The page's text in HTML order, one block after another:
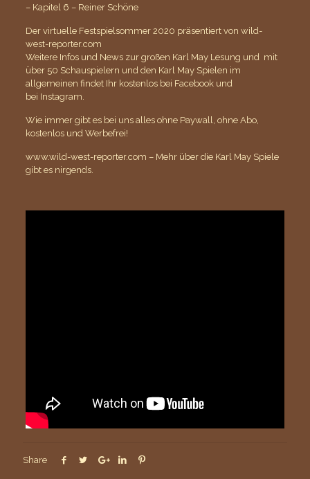
– Kapitel 6 – Reiner Schöne
Der virtuelle Festspielsommer 2020 präsentiert von wild-
west-reporter.com
Weitere Infos und News zur großen Karl May Lesung und mit
über 50 Schauspielern und den Karl May Spielen im
allgemeinen findet Ihr kostenlos bei Facebookund
bei Instagram
Wie immer gibt es bei uns alles ohne Paywall, ohne Abo,
kostenlos und Werbefrei!
www.wild-west-reporter.com – Mehr über die Karl May Spiele
gibt es nirgends.
Share